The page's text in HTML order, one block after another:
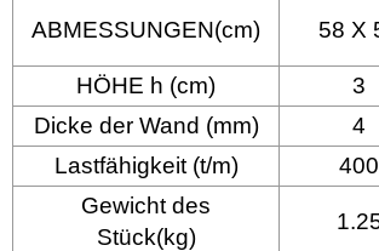
ABMESSUNGEN(cm) 58 X
HÖHE h (cm) 3
Dicke der Wand (mm)
4
Lastfähigkeit (t/m)
400
Gewicht des
Stück(kg)